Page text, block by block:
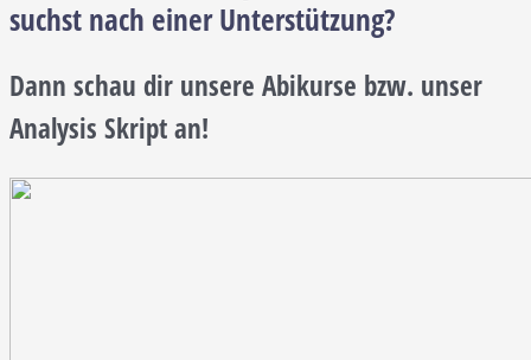
suchst nach einer Unterstützung?
Dann schau dir unsere Abikurse bzw. unser
Analysis Skript an!